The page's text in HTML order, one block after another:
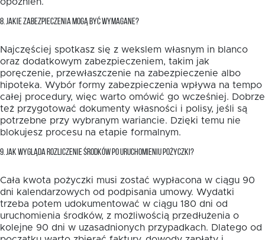
8. JAKIE ZABEZPIECZENIA MOGĄ BYĆ WYMAGANE?
Najczęściej spotkasz się z wekslem własnym in blanco
oraz dodatkowym zabezpieczeniem, takim jak
poręczenie, przewłaszczenie na zabezpieczenie albo
hipoteka. Wybór formy zabezpieczenia wpływa na tempo
całej procedury, więc warto omówić go wcześniej. Dobrze
też przygotować dokumenty własności i polisy, jeśli są
potrzebne przy wybranym wariancie. Dzięki temu nie
blokujesz procesu na etapie formalnym.
9. JAK WYGLĄDA ROZLICZENIE ŚRODKÓW PO URUCHOMIENIU POŻYCZKI?
Cała kwota pożyczki musi zostać wypłacona w ciągu 90
dni kalendarzowych od podpisania umowy. Wydatki
trzeba potem udokumentować w ciągu 180 dni od
uruchomienia środków, z możliwością przedłużenia o
kolejne 90 dni w uzasadnionych przypadkach. Dlatego od